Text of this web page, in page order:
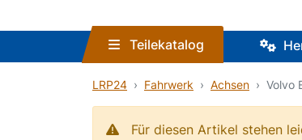
Teilekatalog
LRP24 Fahrwerk Achsen Volvo
Für diesen Artikel stehen